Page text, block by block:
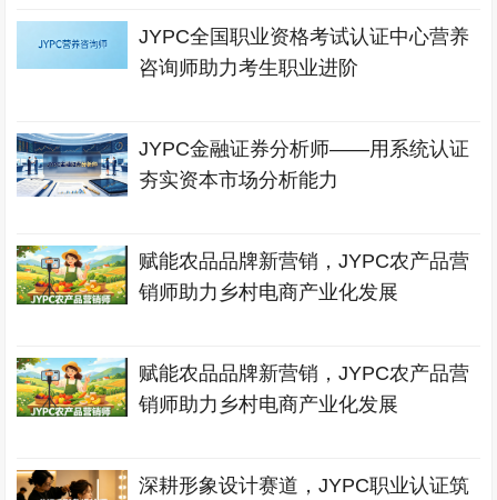
JYPC全国职业资格考试认证中心营养
咨询师助力考生职业进阶
JYPC金融证券分析师——用系统认证
夯实资本市场分析能力
赋能农品品牌新营销，JYPC农产品营
销师助力乡村电商产业化发展
赋能农品品牌新营销，JYPC农产品营
销师助力乡村电商产业化发展
深耕形象设计赛道，JYPC职业认证筑